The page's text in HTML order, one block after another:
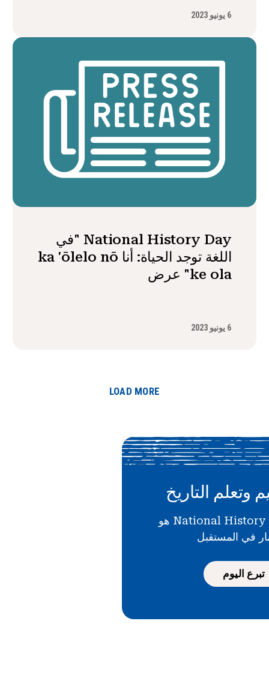
6 يونيو 2023
National History Day "في
اللغة توجد الحياة: أنا ka 'ōlelo nō
ke ola" عرض
6 يونيو 2023
LOAD MORE
وتعلم التاريخ
دعمك لـ National History Day هو
في المستقبل
تبرع اليوم